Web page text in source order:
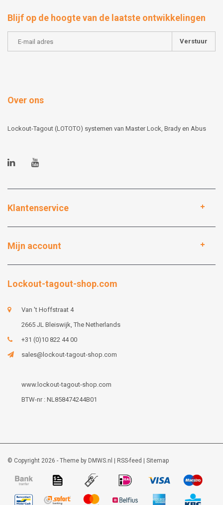
Blijf op de hoogte van de laatste ontwikkelingen
Verstuur
Over ons
Lockout-Tagout (LOTOTO) systemen van Master Lock, Brady en Abus
Klantenservice
Mijn account
Lockout-tagout-shop.com
Van 't Hoffstraat 4
2665 JL Bleiswijk, The Netherlands
+31 (0)10 822 44 00
sales@lockout-tagout-shop.com
www.lockout-tagout-shop.com
BTW-nr : NL858474244B01
© Copyright 2026 - Theme by DMWS.nl RSS-feed Sitemap